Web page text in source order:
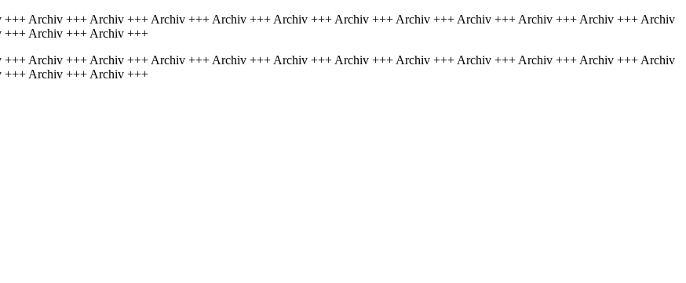
Archiv +++ Archiv +++ Archiv +++ Archiv +++ Archiv +++ Archiv +++ Archiv +++ Archiv +++ Archiv +++ Archiv +++ Archiv
Archiv +++ Archiv +++
Archiv +++ Archiv +++ Archiv +++ Archiv +++ Archiv +++ Archiv +++ Archiv +++ Archiv +++ Archiv +++ Archiv +++ Archiv
Archiv +++ Archiv +++